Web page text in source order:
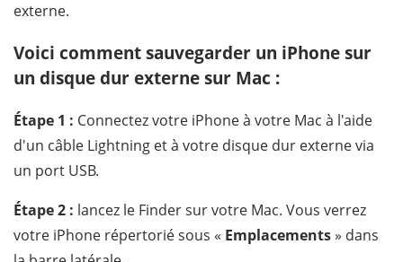
externe.
Voici comment sauvegarder un iPhone sur
un disque dur externe sur Mac :
Étape 1 : Connectez votre iPhone à votre Mac à l'aide
d'un câble Lightning et à votre disque dur externe via
un port USB.
Étape 2 : lancez le Finder sur votre Mac. Vous verrez
votre iPhone répertorié sous « Emplacements» dans